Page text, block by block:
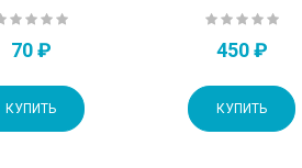
70 ₽
КУПИТЬ
450 ₽
КУПИТЬ